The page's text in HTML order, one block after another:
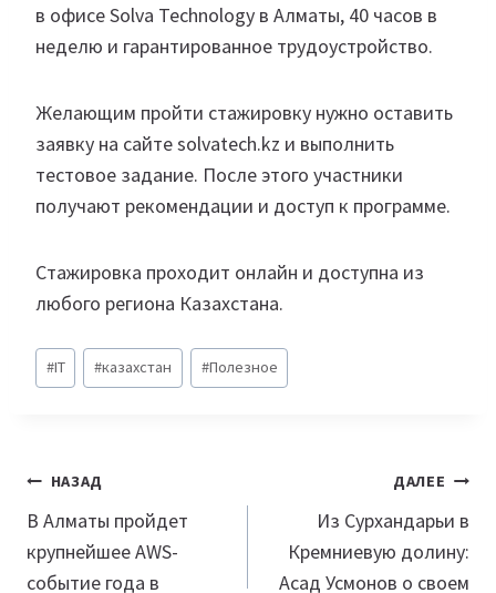
в офисе Solva Technology в Алматы, 40 часов в
неделю и гарантированное трудоустройство.
Желающим пройти стажировку нужно оставить
заявку на сайте solvatech.kz и выполнить
тестовое задание. После этого участники
получают рекомендации и доступ к программе.
Стажировка проходит онлайн и доступна из
любого региона Казахстана.
Метки
записи:
#IT #казахстан #Полезное
Навигация
по
записям
НАЗАД
В Алматы пройдет
крупнейшее AWS-
событие года в
ДАЛЕЕ
Из Сурхандарьи в
Кремниевую долину:
Асад Усмонов о своем